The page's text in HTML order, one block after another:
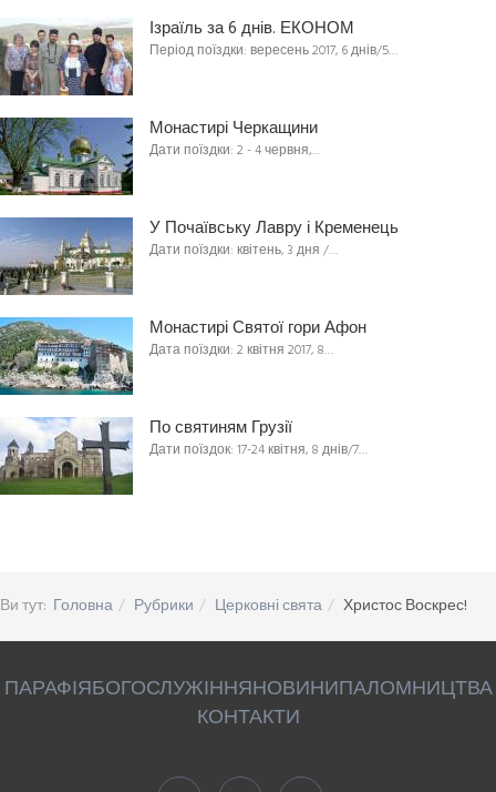
Ізраїль за 6 днів. ЕКОНОМ
Період поїздки: вересень 2017, 6 днів/5…
Монастирі Черкащини
Дати поїздки: 2 - 4 червня,…
У Почаївську Лавру і Кременець
Дати поїздки: квітень, 3 дня /…
Монастирі Святої гори Афон
Дата поїздки: 2 квітня 2017, 8…
По святиням Грузії
Дати поїздок: 17-24 квітня, 8 днів/7…
Ви тут: Головна Рубрики Церковні свята Христос Воскрес!
ПАРАФІЯБОГОСЛУЖІННЯНОВИНИПАЛОМНИЦТВА
КОНТАКТИ